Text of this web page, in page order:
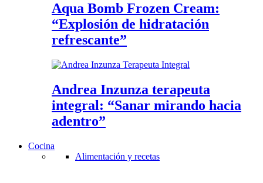
Aqua Bomb Frozen Cream:
“Explosión de hidratación
refrescante”
Andrea Inzunza terapeuta
integral: “Sanar mirando hacia
adentro”
Cocina
Alimentación y recetas